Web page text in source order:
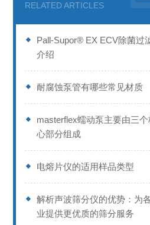
RELATED ARTICLES
Pall-Supor® EX ECV除菌过
介绍
耐腐蚀泵管有哪些常见材质
masterflex蠕动泵主要由三个
心部分组成
电熔片仪的适用样品类型
解析声波筛分仪的优势：为
业提供更优质的筛分服务